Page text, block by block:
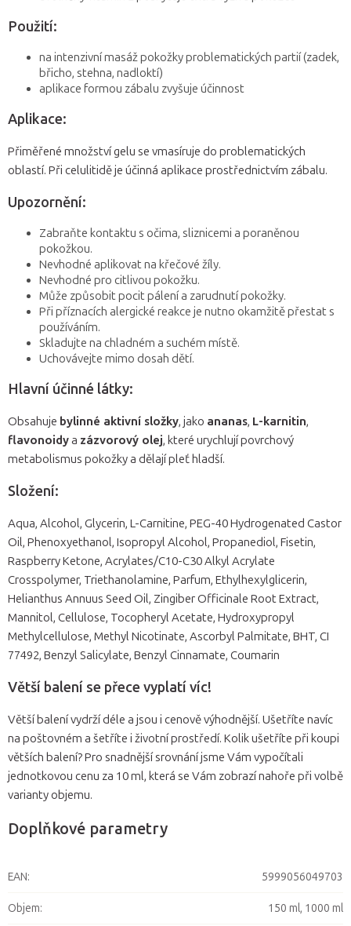
Použití:
na intenzivní masáž pokožky problematických partií (zadek,
břicho, stehna, nadloktí)
aplikace formou zábalu zvyšuje účinnost
Aplikace:
Přiměřené množství gelu se vmasíruje do problematických
oblastí. Při celulitidě je účinná aplikace prostřednictvím zábalu.
Upozornění:
Zabraňte kontaktu s očima, sliznicemi a poraněnou
pokožkou.
Nevhodné aplikovat na křečové žíly.
Nevhodné pro citlivou pokožku.
Může způsobit pocit pálení a zarudnutí pokožky.
Při příznacích alergické reakce je nutno okamžitě přestat s
používáním.
Skladujte na chladném a suchém místě.
Uchovávejte mimo dosah dětí.
Hlavní účinné látky:
Obsahuje bylinné aktivní složky, jako ananas, L-karnitin,
flavonoidya zázvorový olej, které urychlují povrchový
metabolismus pokožky a dělají pleť hladší.
Složení:
Aqua, Alcohol, Glycerin, L-Carnitine, PEG-40 Hydrogenated Castor
Oil, Phenoxyethanol, Isopropyl Alcohol, Propanediol, Fisetin,
Raspberry Ketone, Acrylates/C10-C30 Alkyl Acrylate
Crosspolymer, Triethanolamine, Parfum, Ethylhexylglicerin,
Helianthus Annuus Seed Oil, Zingiber Officinale Root Extract,
Mannitol, Cellulose, Tocopheryl Acetate, Hydroxypropyl
Methylcellulose, Methyl Nicotinate, Ascorbyl Palmitate, BHT, CI
77492, Benzyl Salicylate, Benzyl Cinnamate, Coumarin
Větší balení se přece vyplatí víc!
Větší balení vydrží déle a jsou i cenově výhodnější. Ušetříte navíc
na poštovném a šetříte i životní prostředí. Kolik ušetříte při koupi
větších balení? Pro snadnější srovnání jsme Vám vypočítali
jednotkovou cenu za 10 ml, která se Vám zobrazí nahoře při volbě
varianty objemu.
Doplňkové parametry
EAN: 5999056049703
Objem: 150 ml, 1000 ml